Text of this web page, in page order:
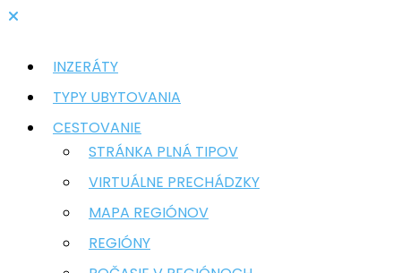
INZERÁTY
TYPY UBYTOVANIA
CESTOVANIE
STRÁNKA PLNÁ TIPOV
VIRTUÁLNE PRECHÁDZKY
MAPA REGIÓNOV
REGIÓNY